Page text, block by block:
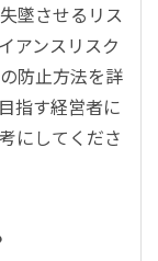
墜させるリス
アンスリスク
防止方法を詳
指す経営者に
にしてくださ